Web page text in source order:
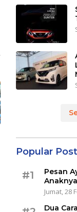
Popular Post
#1
Pesan
Anaknya
Jumat, 28
Dua